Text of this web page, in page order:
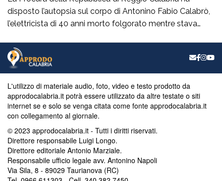
disposto l’autopsia sul corpo di Antonino Fabio Calabrò,
l’elettricista di 40 anni morto folgorato mentre stava
di Calanna. Le indagini, coordinate dalla Procura guidata
da Giuseppe Borrelli, sono affidate ai carabinieri, che
hanno proceduto anche al sequestro del furgone della
ditta privata per la quale lavorava […]
L'utilizzo di materiale audio, foto, video e testo prodotto da
approdocalabria.it potrà essere utilizzato da altre testate o siti
internet se e solo se venga citata come fonte approdocalabria.it
con collegamento al giornale.
© 2023 approdocalabria.it - Tutti i diritti riservati.
Direttore responsabile Luigi Longo.
Direttore editoriale Antonio Marziale.
Responsabile ufficio legale avv. Antonino Napoli
Via Sila, 8 - 89029 Taurianova (RC)